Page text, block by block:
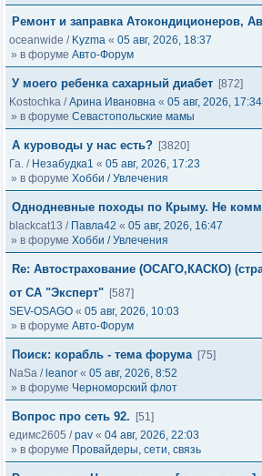
Ремонт и заправка Атокондиционеров,
oceanwide / Kyzma « 05 авг, 2026, 18:37
» в форуме Авто-Форум
У моего ребенка сахарный диабет [872]
Kostochka /Арина Ивановна « 05 авг, 2026, 17:34
» в форуме Севастопольские мамы
А куроводы у нас есть? [3820]
Га. / Незабудка1 « 05 авг, 2026, 17:23
» в форуме Хобби / Увлечения
Однодневные походы по Крыму. Не
blackcat13 / Павла42 « 05 авг, 2026, 16:47
» в форуме Хобби / Увлечения
Re: Автострахование (ОСАГО,КАСКО)
от СА "Эксперт" [587]
SEV-OSAGO « 05 авг, 2026, 10:03
» в форуме Авто-Форум
Поиск: корабль - тема форума [75]
NaSa / leanor « 05 авг, 2026, 8:52
» в форуме Черноморский флот
Вопрос про сеть 92.
[51]
едимс2605 /pav « 04 авг, 2026, 22:03
» в форуме Провайдеры, сети, связь